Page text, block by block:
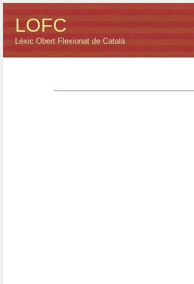
LOFC
Lèxic Obert Flexionat de Català